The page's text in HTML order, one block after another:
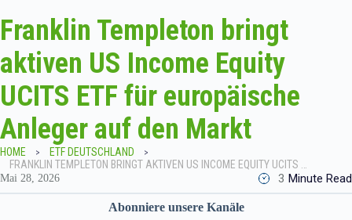
Franklin Templeton bringt
aktiven US Income Equity
UCITS ETF für europäische
Anleger auf den Markt
HOME
ETF DEUTSCHLAND
FRANKLIN TEMPLETON BRINGT AKTIVEN US INCOME EQUITY UCITS ETF FÜR EUROPÄISCHE ANLEGER AUF DEN MARKT
Mai 28, 2026 3 Minute Read
Abonniere unsere Kanäle